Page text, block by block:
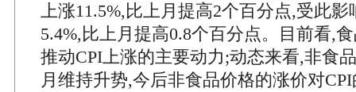
上涨11.5%,比上月提高2个百分点,受此影
5.4%,比上月提高0.8个百分点。目前看,
推动CPI上涨的主要动力;动态来看,非食
月维持升势,今后非食品价格的涨价对